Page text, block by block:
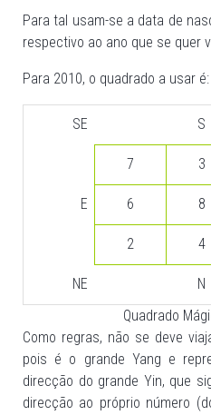
Para tal usam-se a data de
respectivo ao ano que se quer
Para 2010, o quadrado a usar é:
SE S
7 3
E 6 8
2 4
NE N
Quadrado
Como regras, não se deve
pois é o grande Yang e
direcção do grande Yin, que
direcção ao próprio número